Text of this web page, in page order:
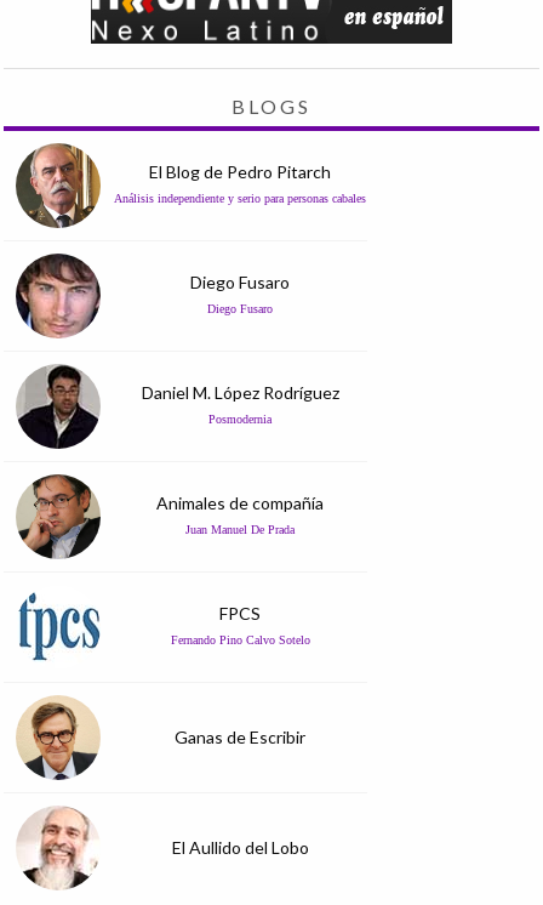
BLOGS
El Blog de Pedro Pitarch
Análisis independiente y serio para personas cabales
Diego Fusaro
Diego Fusaro
Daniel M. López Rodríguez
Posmodernia
Animales de compañía
Juan Manuel De Prada
FPCS
Fernando Pino Calvo Sotelo
Ganas de Escribir
El Aullido del Lobo